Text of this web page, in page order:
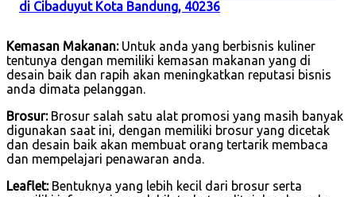
di Cibaduyut Kota Bandung, 40236
Kemasan Makanan:Untuk anda yang berbisnis kuliner
tentunya dengan memiliki kemasan makanan yang di
desain baik dan rapih akan meningkatkan reputasi bisnis
anda dimata pelanggan.
Brosur:Brosur salah satu alat promosi yang masih banyak
digunakan saat ini, dengan memiliki brosur yang dicetak
dan desain baik akan membuat orang tertarik membaca
dan mempelajari penawaran anda.
Leaflet:Bentuknya yang lebih kecil dari brosur serta